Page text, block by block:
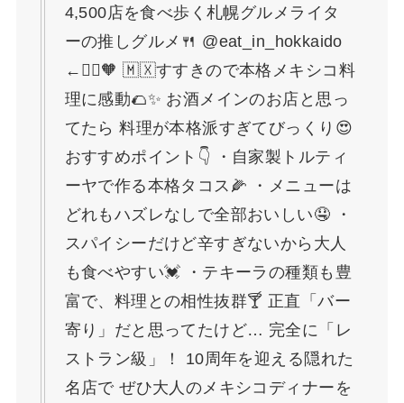
4,500店を食べ歩く札幌グルメライタ
ーの推しグルメ🍴 @eat_in_hokkaido
←🙋‍♀️🧡 🇲🇽すすきので本格メキシコ料
理に感動🌮✨ お酒メインのお店と思っ
てたら 料理が本格派すぎてびっくり😍
おすすめポイント👇 ・自家製トルティ
ーヤで作る本格タコス🌽 ・メニューは
どれもハズレなしで全部おいしい🤤 ・
スパイシーだけど辛すぎないから大人
も食べやすい💓 ・テキーラの種類も豊
富で、料理との相性抜群🍸 正直「バー
寄り」だと思ってたけど… 完全に「レ
ストラン級」！ 10周年を迎える隠れた
名店で ぜひ大人のメキシコディナーを